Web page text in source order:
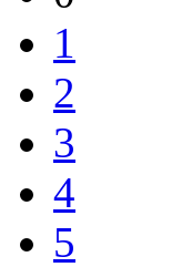
1
2
3
4
5